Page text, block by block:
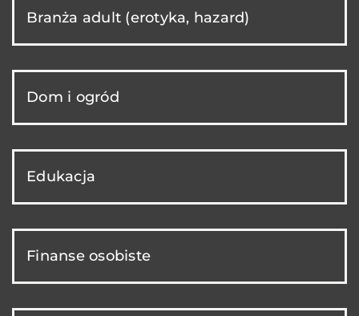
Branża adult (erotyka, hazard)
Dom i ogród
Edukacja
Finanse osobiste